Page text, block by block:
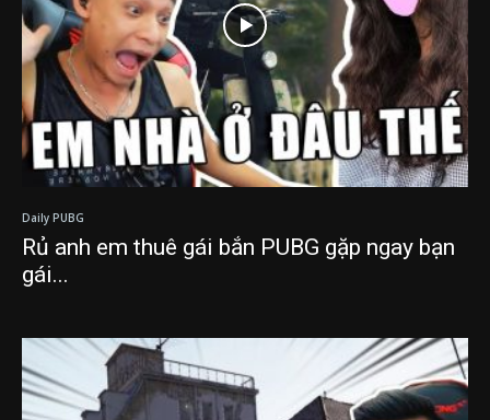
Daily PUBG
Rủ anh em thuê gái bắn PUBG gặp ngay bạn
gái...